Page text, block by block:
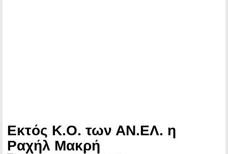
Εκτός Κ.Ο. των ΑΝ.ΕΛ. η
Ραχήλ Μακρή